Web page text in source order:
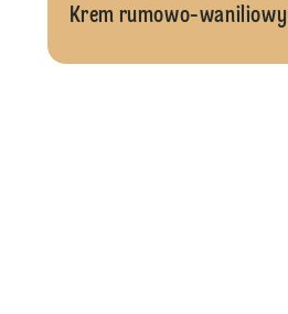
Krem rumowo-waniliowy